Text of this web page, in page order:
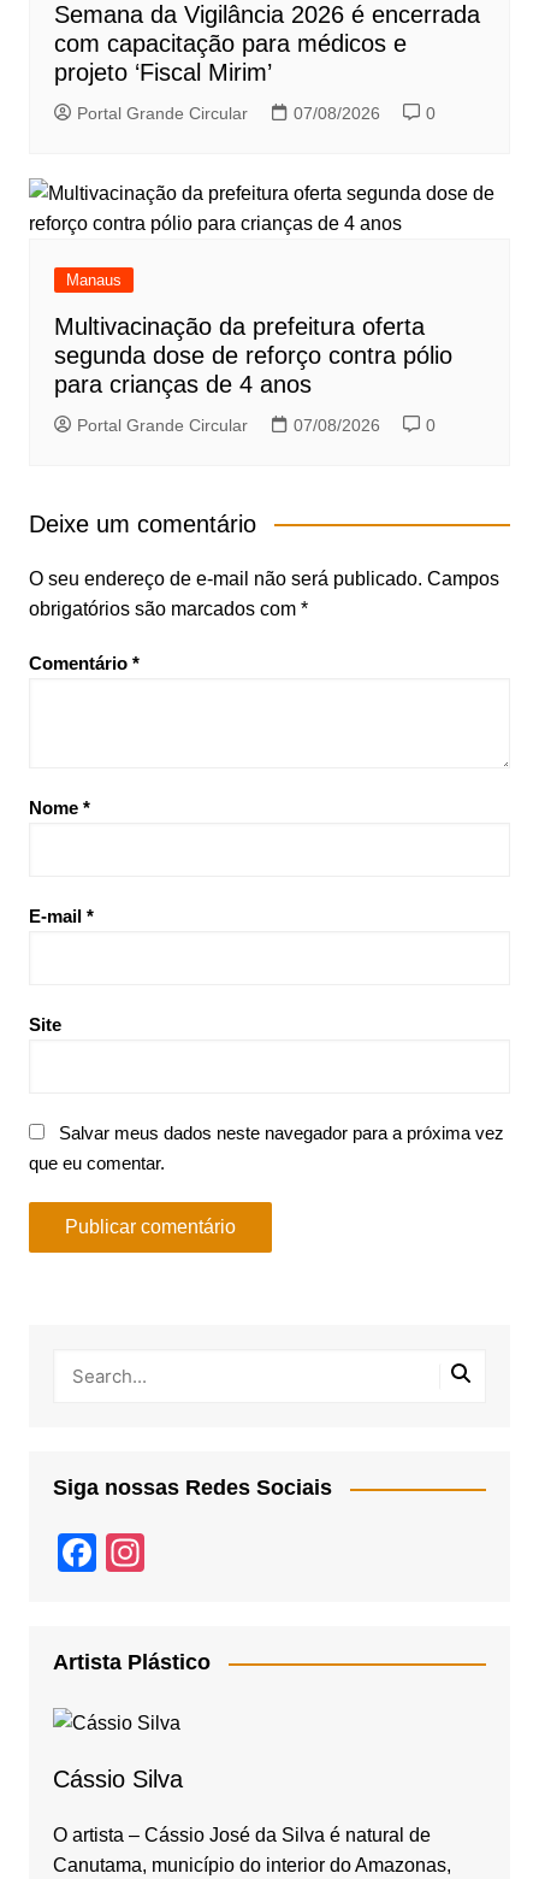
Semana da Vigilância 2026 é encerrada
com capacitação para médicos e
projeto ‘Fiscal Mirim’
Portal Grande Circular 07/08/2026 0
Manaus
Multivacinação da prefeitura oferta
segunda dose de reforço contra pólio
para crianças de 4 anos
Portal Grande Circular 07/08/2026 0
Deixe um comentário
O seu endereço de e-mail não será publicado. Campos
obrigatórios são marcados com *
Comentário *
Nome *
E-mail *
Site
Salvar meus dados neste navegador para a próxima vez
que eu comentar.
Siga nossas Redes Sociais
F
e
b
o
k
gr
a
Artista Plástico
Cássio Silva
O artista – Cássio José da Silva é natural de
Canutama, município do interior do Amazonas,